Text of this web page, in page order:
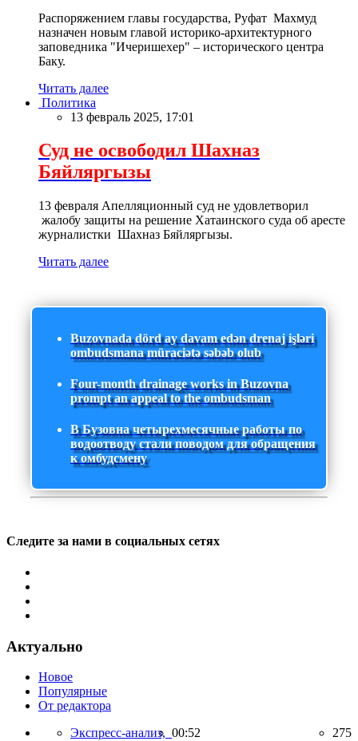
Распоряжением главы государства, Руфат Махмуд
назначен новым главой историко-архитектурного
заповедника "Ичеришехер" – исторического центра
Баку.
Читать далее
Политика
13 февраль 2025, 17:01
Суд не освободил Шахназ
Бяйляргызы
13 февраля Апелляционный суд не удовлетворил
жалобу защиты на решение Хатаинского суда об аресте
журналистки Шахназ Бяйляргызы.
Читать далее
Buzovnada dörd ay davam edən drenaj işləri
ombudsmana müraciətə səbəb olub
Four-month drainage works in Buzovna
prompt an appeal to the ombudsman
В Бузовна четырехмесячные работы по
водоотводу стали поводом для обращения
к омбудсмену
Следите за нами в социальных сетях
Актуально
Новое
Популярные
От редактора
Экспресс-анализ, 00:52 275